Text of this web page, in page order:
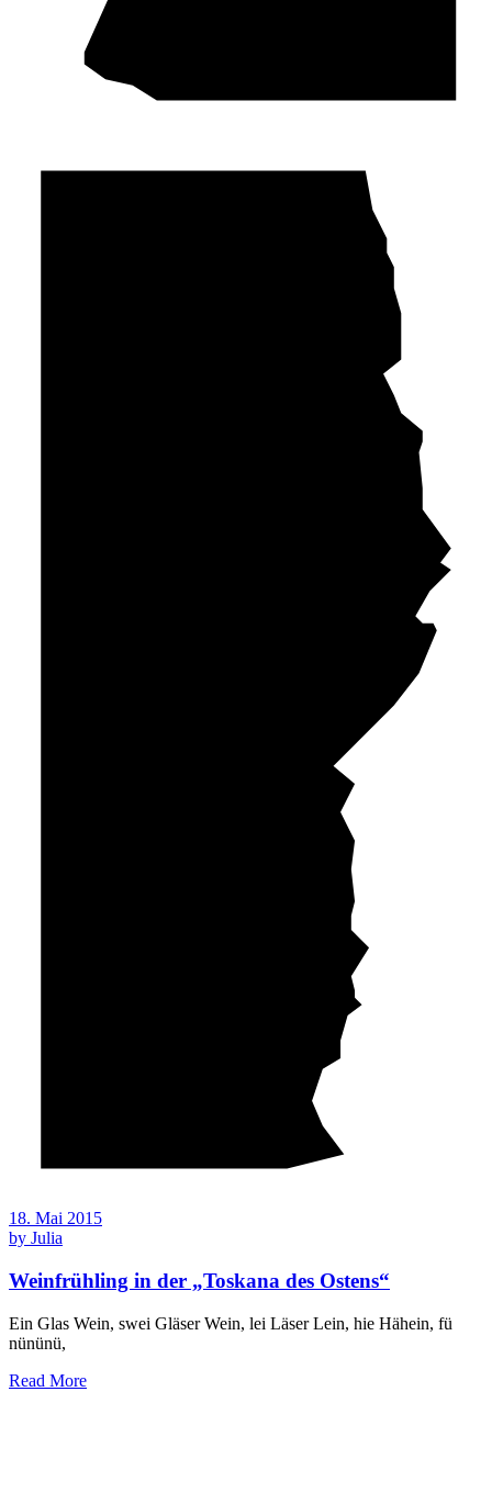
18. Mai 2015
by Julia
Weinfrühling in der „Toskana des Ostens“
Ein Glas Wein, swei Gläser Wein, lei Läser Lein, hie Hähein, fü
nününü,
Read More